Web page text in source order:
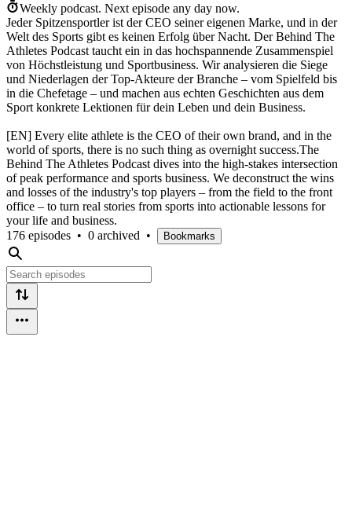
Weekly podcast. Next episode any day now.
Jeder Spitzensportler ist der CEO seiner eigenen Marke, und in der
Welt des Sports gibt es keinen Erfolg über Nacht. Der Behind The
Athletes Podcast taucht ein in das hochspannende Zusammenspiel
von Höchstleistung und Sportbusiness. Wir analysieren die Siege
und Niederlagen der Top-Akteure der Branche – vom Spielfeld bis
in die Chefetage – und machen aus echten Geschichten aus dem
Sport konkrete Lektionen für dein Leben und dein Business.
[EN] Every elite athlete is the CEO of their own brand, and in the
world of sports, there is no such thing as overnight success.The
Behind The Athletes Podcast dives into the high-stakes intersection
of peak performance and sports business. We deconstruct the wins
and losses of the industry's top players – from the field to the front
office – to turn real stories from sports into actionable lessons for
your life and business.
176 episodes • 0 archived • Bookmarks